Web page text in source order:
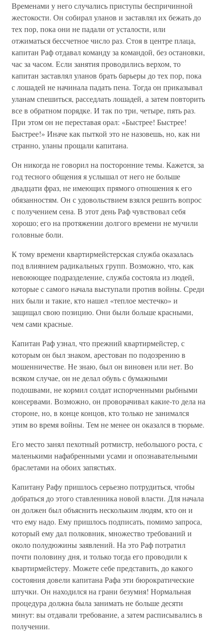
Временами у него случались приступы беспричинной
жестокости. Он собирал уланов и заставлял их бежать до
тех пор, пока они не падали от усталости, или
отжиматься бессчетное число раз. Стоя в центре плаца,
капитан Раф отдавал команду за командой, без остановки,
час за часом. Если занятия проводились верхом, то
капитан заставлял уланов брать барьеры до тех пор, пока
с лошадей не начинала падать пена. Тогда он приказывал
уланам спешиться, расседлать лошадей, а затем повторить
все в обратном порядке. И так по три, четыре, пять раз.
При этом он не переставая орал: «Быстрее! Быстрее!
Быстрее!» Иначе как пыткой это не назовешь, но, как ни
странно, уланы прощали капитана.
Он никогда не говорил на посторонние темы. Кажется, за
год тесного общения я услышал от него не больше
двадцати фраз, не имеющих прямого отношения к его
обязанностям. Он с удовольствием взялся решить вопрос
с получением сена. В этот день Раф чувствовал себя
хорошо; его на протяжении долгого времени не мучили
головные боли.
К тому времени квартирмейстерская служба оказалась
под влиянием радикальных групп. Возможно, что, как
невоюющее подразделение, служба состояла из людей,
которые с самого начала выступали против войны. Среди
них были и такие, кто нашел «теплое местечко» и
защищал свою позицию. Они были больше красными,
чем сами красные.
Капитан Раф узнал, что прежний квартирмейстер, с
которым он был знаком, арестован по подозрению в
мошенничестве. Не знаю, был он виновен или нет. Во
всяком случае, он не делал обувь с бумажными
подошвами, не кормил солдат испорченными рыбными
консервами. Возможно, он проворачивал какие-то дела на
стороне, но, в конце концов, кто только не занимался
этим во время войны. Тем не менее он оказался в тюрьме.
Его место занял пехотный ротмистр, небольшого роста, с
маленькими нафабренными усами и опознавательными
браслетами на обоих запястьях.
Капитану Рафу пришлось серьезно потрудиться, чтобы
добраться до этого ставленника новой власти. Для начала
он должен был объяснить нескольким людям, кто он и
что ему надо. Ему пришлось подписать, помимо запроса,
который ему дал полковник, множество требований и
около полудюжины заявлений. На это Раф потратил
почти половину дня, и только тогда его проводили к
квартирмейстеру. Можете себе представить, до какого
состояния довели капитана Рафа эти бюрократические
штучки. Он находился на грани безумия! Нормальная
процедура должна была занимать не больше десяти
минут: вы отдавали требование, а затем расписывались в
получении.